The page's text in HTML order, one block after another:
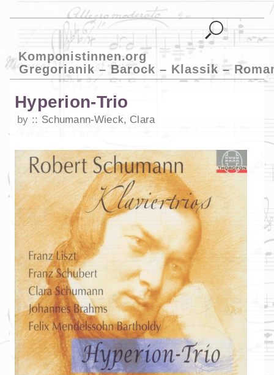
Komponistinnen.org
Gregorianik – Barock – Klassik –
Hyperion-Trio
by Schumann-Wieck, Clara